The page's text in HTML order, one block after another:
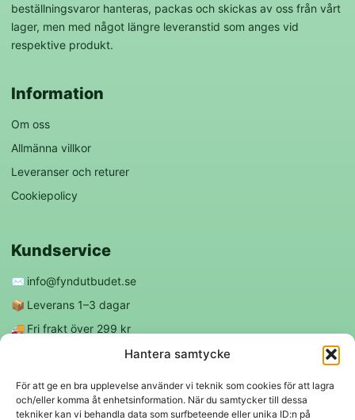
Hantera samtycke
För att ge en bra upplevelse använder vi teknik som cookies för att lagra
och/eller komma åt enhetsinformation. När du samtycker till dessa
tekniker kan vi behandla data som surfbeteende eller unika ID:n på
beställningsvaror hanteras, packas och skickas av oss från vårt
lager, men med något längre leveranstid som anges vid
respektive produkt.
Information
Om oss
Allmänna villkor
Leveranser och returer
Cookiepolicy
Kundservice
✉️ info@fyndutbudet.se
📦 Leverans 1–3 dagar
🚚 Fri frakt över 299 kr
Följ oss